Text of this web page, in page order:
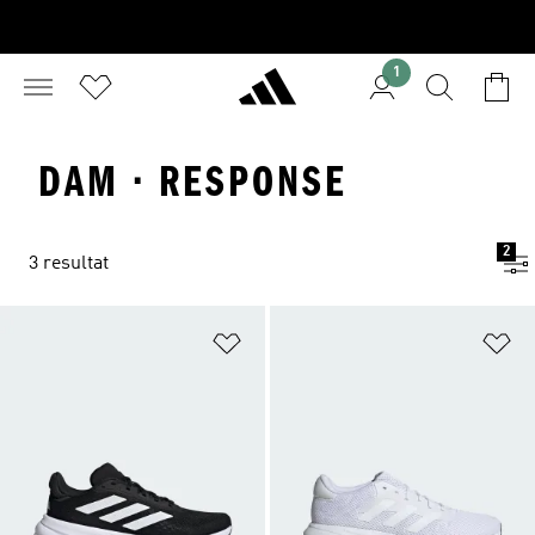
1
DAM · RESPONSE
3 resultat
2